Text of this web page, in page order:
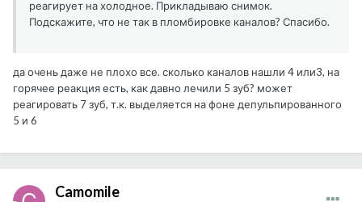
реагирует на холодное. Прикладываю снимок.
Подскажите, что не так в пломбировке каналов? Спасибо.
да очень даже не плохо все. сколько каналов нашли 4 или3, на
горячее реакция есть, как давно лечили 5 зуб? может
реагировать 7 зуб, т.к. выделяется на фоне депульпированного
5 и 6
Camomile